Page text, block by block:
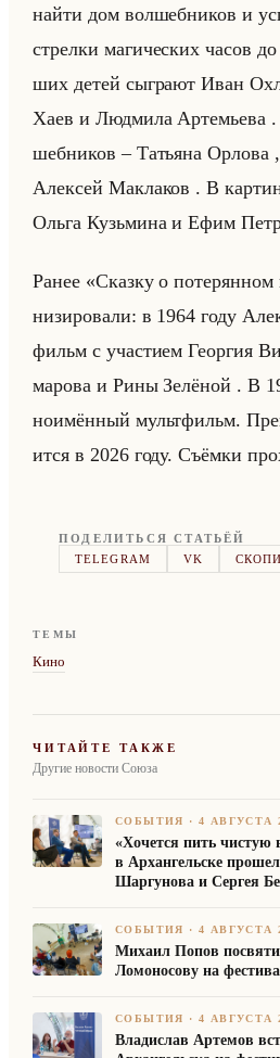
найти дом вол­шеб­ни­ков и
стрел­ки ма­ги­че­ских часов
ших детей сыг­ра­ют Иван
Хаев и Люд­ми­ла Ар­те­мье­ва
шеб­ни­ков – Та­тья­на Ор­ло­ва
Алек­сей Ма­кла­ков . В
Ольга Кузьми­на и Ефим
Ранее «Сказку о
ни­зи­ро­ва­ли: в 1964 году
фильм с уча­сти­ем Ге­ор­гия
ма­ро­ва и Рины Зе­лё­ной . В
но­имён­ный мульт­фильм.
ит­ся в 2026 году. Съём­ки
ПОДЕЛИТЬСЯ СТАТЬЁЙ
TELEGRAM
VK
ТЕМЫ
Кино
ЧИТАЙТЕ ТАКЖЕ
Другие новости Союза
СОБЫТИЯ ·4 АВГУСТА
«Хочется пить чистую
в Архангельске
Шаргунова и Сергея
СОБЫТИЯ ·4 АВГУСТА
Михаил Попов
Ломоносову на
СОБЫТИЯ ·4 АВГУСТА
Владислав Артемов